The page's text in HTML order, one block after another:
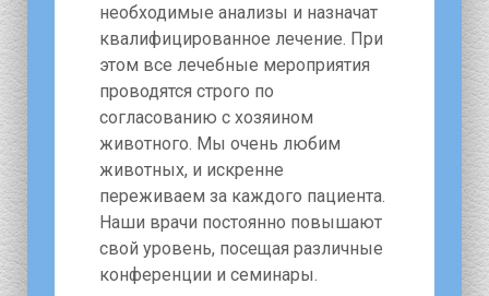
необходимые анализы и назначат
квалифицированное лечение. При
этом все лечебные мероприятия
проводятся строго по
согласованию с хозяином
животного. Мы очень любим
животных, и искренне
переживаем за каждого пациента.
Наши врачи постоянно повышают
свой уровень, посещая различные
конференции и семинары.